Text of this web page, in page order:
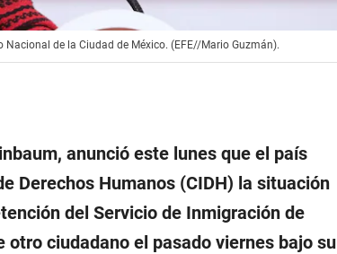
de la Ciudad de México. (EFE//Mario Guzmán).
anunció este lunes que el país
Derechos Humanos (CIDH) la situación
del Servicio de Inmigración de
otro ciudadano el pasado viernes bajo su